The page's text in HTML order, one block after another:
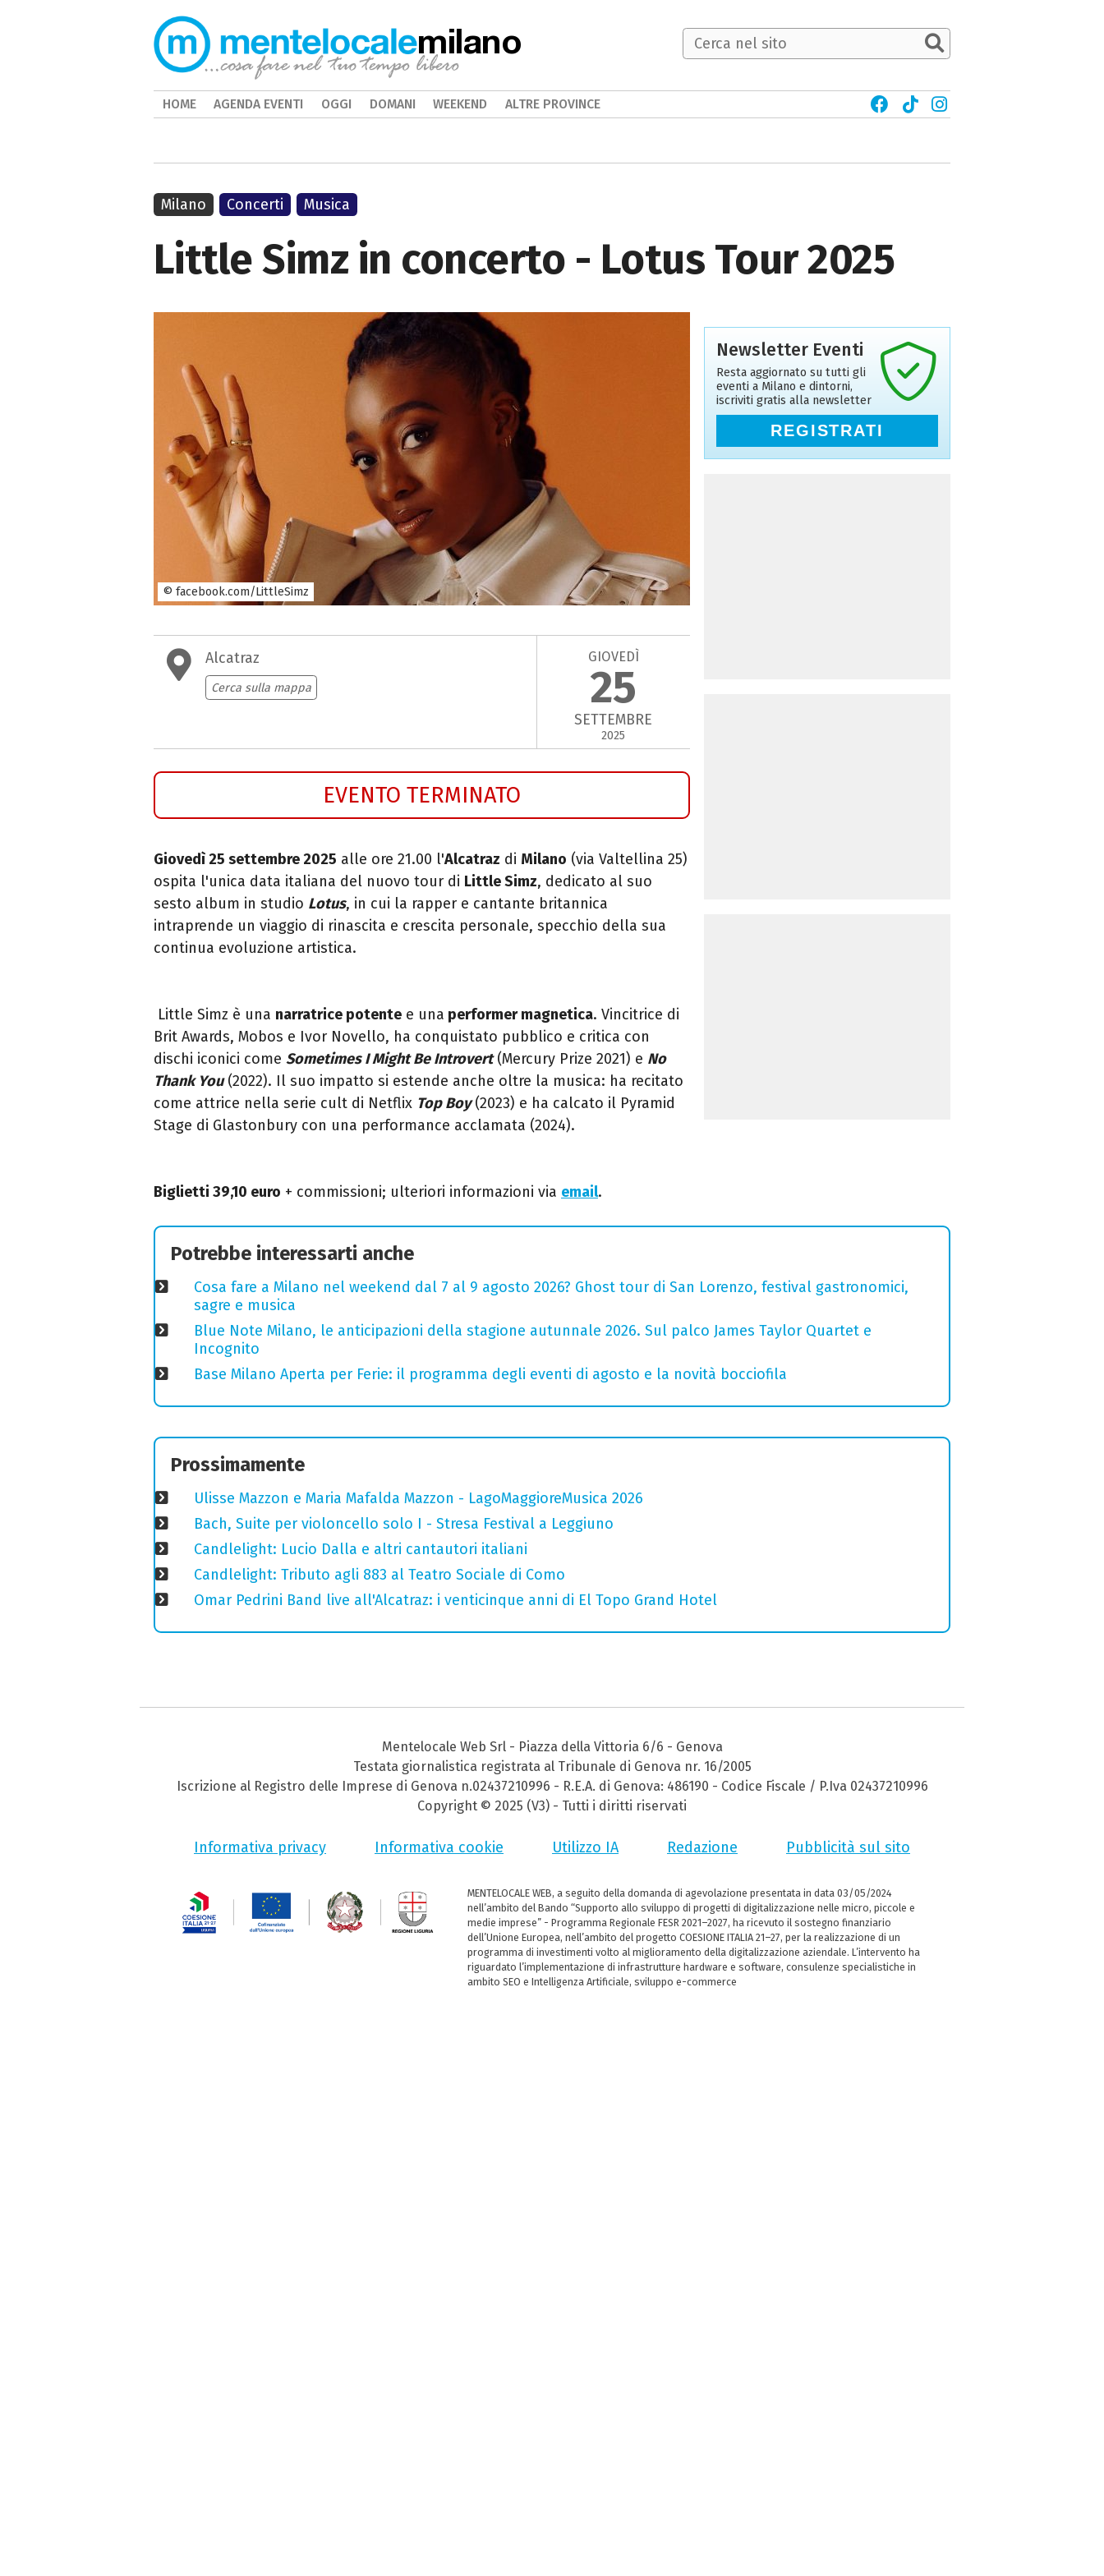
Little Simz in concerto - Lotus Tour 2025
© facebook.com/LittleSimz
Alcatraz
Cerca sulla mappa
GIOVEDÌ
25
SETTEMBRE
2025
EVENTO TERMINATO
Giovedì 25 settembre 2025 alle ore 21.00 l'Alcatraz di Milano (via Valtellina 25)
ospita l'unica data italiana del nuovo tour di Little Simz, dedicato al suo
sesto album in studio Lotus, in cui la rapper e cantante britannica
intraprende un viaggio di rinascita e crescita personale, specchio della sua
continua evoluzione artistica.
Little Simz è una narratrice potente e una performer magnetica. Vincitrice di
Brit Awards, Mobos e Ivor Novello, ha conquistato pubblico e critica con
dischi iconici come Sometimes I Might Be Introvert(Mercury Prize 2021) e No
Thank You(2022). Il suo impatto si estende anche oltre la musica: ha recitato
come attrice nella serie cult di Netflix Top Boy(2023) e ha calcato il Pyramid
Stage di Glastonbury con una performance acclamata (2024).
Biglietti 39,10 euro + commissioni; ulteriori informazioni via email.
Milano Concerti Musica
Newsletter Eventi
Resta aggiornato su tutti gli
eventi a Milano e dintorni,
iscriviti gratis alla newsletter
REGISTRATI
Potrebbe interessarti anche
Cosa fare a Milano nel weekend dal 7 al 9 agosto 2026? Ghost tour di San Lorenzo, festival gastronomici,
sagre e musica
Blue Note Milano, le anticipazioni della stagione autunnale 2026. Sul palco James Taylor Quartet e
Incognito
Base Milano Aperta per Ferie: il programma degli eventi di agosto e la novità bocciofila
Prossimamente
Ulisse Mazzon e Maria Mafalda Mazzon - LagoMaggioreMusica 2026
Bach, Suite per violoncello solo I - Stresa Festival a Leggiuno
Candlelight: Lucio Dalla e altri cantautori italiani
Candlelight: Tributo agli 883 al Teatro Sociale di Como
Omar Pedrini Band live all'Alcatraz: i venticinque anni di El Topo Grand Hotel
milano
HOME AGENDA EVENTI OGGI DOMANI WEEKEND ALTRE PROVINCE
Mentelocale Web Srl - Piazza della Vittoria 6/6 - Genova
Testata giornalistica registrata al Tribunale di Genova nr. 16/2005
Iscrizione al Registro delle Imprese di Genova n.02437210996 - R.E.A. di Genova: 486190 - Codice Fiscale / P.Iva 02437210996
Copyright © 2025 (V3) - Tutti i diritti riservati
Informativa privacy Informativa cookie Utilizzo IA Redazione Pubblicità sul sito
MENTELOCALE WEB, a seguito della domanda di agevolazione presentata in data 03/05/2024
nell’ambito del Bando “Supporto allo sviluppo di progetti di digitalizzazione nelle micro, piccole e
medie imprese” - Programma Regionale FESR 2021–2027, ha ricevuto il sostegno finanziario
dell’Unione Europea, nell’ambito del progetto COESIONE ITALIA 21–27, per la realizzazione di un
programma di investimenti volto al miglioramento della digitalizzazione aziendale. L’intervento ha
riguardato l’implementazione di infrastrutture hardware e software, consulenze specialistiche in
ambito SEO e Intelligenza Artificiale, sviluppo e-commerce